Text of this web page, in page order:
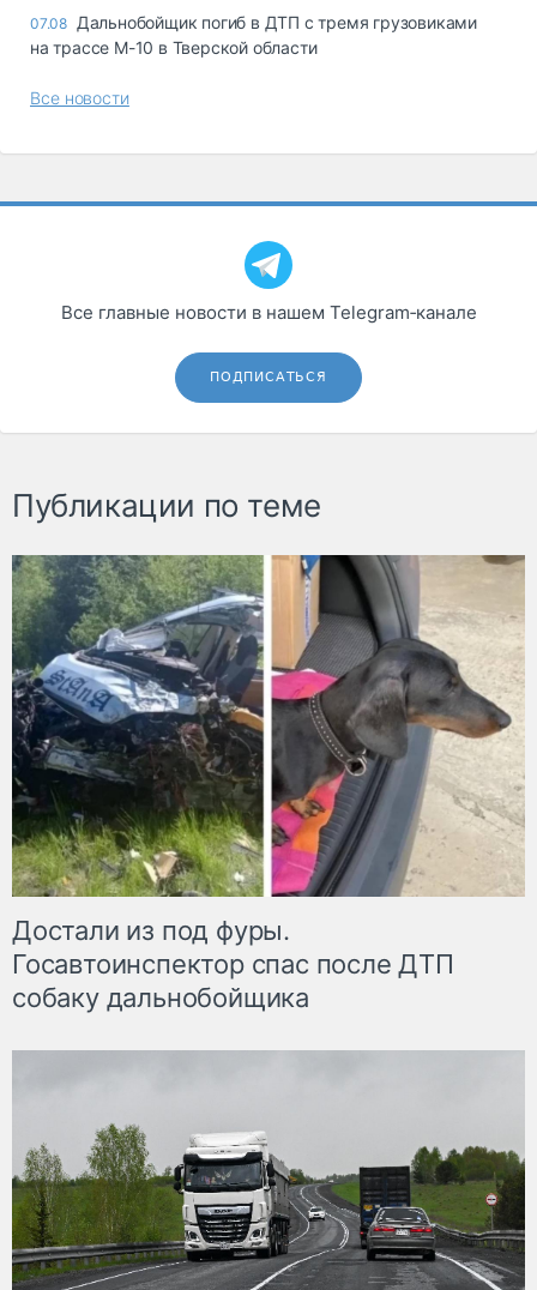
07.08 Дальнобойщик погиб в ДТП с тремя грузовиками
на трассе М-10 в Тверской области
Все новости
Все главные новости в нашем Telegram‑канале
ПОДПИСАТЬСЯ
Публикации по теме
Достали из под фуры.
Госавтоинспектор спас после ДТП
собаку дальнобойщика